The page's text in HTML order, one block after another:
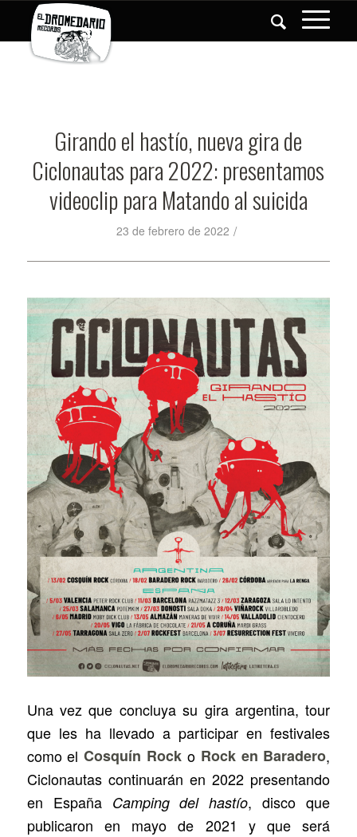
Girando el hastío, nueva gira de
Ciclonautas para 2022: presentamos
videoclip para Matando al suicida
23 de febrero de 2022 /
Una vez que concluya su gira argentina, tour
que les ha llevado a participar en festivales
como elCosquín Rock o Rock en Baradero,
Ciclonautas continuarán en 2022 presentando
en España Camping del hastío, disco que
publicaron en mayo de 2021 y que será